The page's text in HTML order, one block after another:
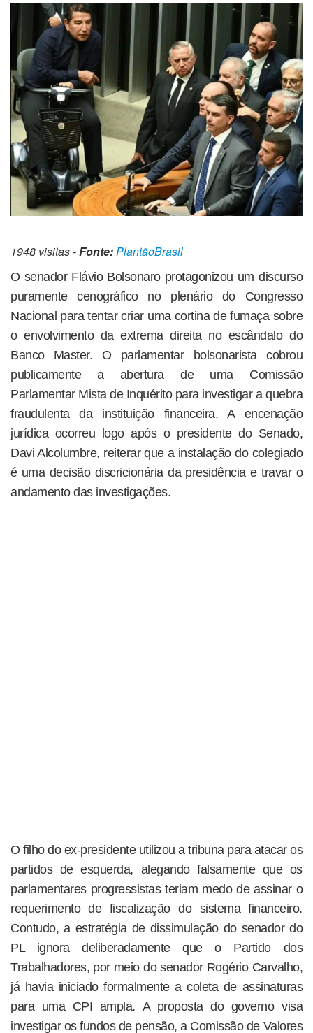
1948 visitas -Fonte:PlantãoBrasil
O senador Flávio Bolsonaro protagonizou um discurso
puramente cenográfico no plenário do Congresso
Nacional para tentar criar uma cortina de fumaça sobre
o envolvimento da extrema direita no escândalo do
Banco Master. O parlamentar bolsonarista cobrou
publicamente a abertura de uma Comissão
Parlamentar Mista de Inquérito para investigar a quebra
fraudulenta da instituição financeira. A encenação
jurídica ocorreu logo após o presidente do Senado,
Davi Alcolumbre, reiterar que a instalação do colegiado
é uma decisão discricionária da presidência e travar o
andamento das investigações.
O filho do ex-presidente utilizou a tribuna para atacar os
partidos de esquerda, alegando falsamente que os
parlamentares progressistas teriam medo de assinar o
requerimento de fiscalização do sistema financeiro.
Contudo, a estratégia de dissimulação do senador do
PL ignora deliberadamente que o Partido dos
Trabalhadores, por meio do senador Rogério Carvalho,
já havia iniciado formalmente a coleta de assinaturas
para uma CPI ampla. A proposta do governo visa
investigar os fundos de pensão, a Comissão de Valores